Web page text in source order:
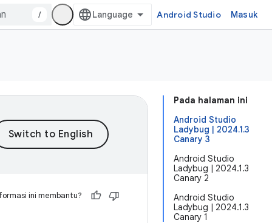
/ Android Studio Masuk
Pada halaman ini
Android Studio
Ladybug | 2024.1.3
Canary 3
Android Studio
Ladybug | 2024.1.3
Canary 2
Android Studio
Ladybug | 2024.1.3
Canary 1
ini membantu?